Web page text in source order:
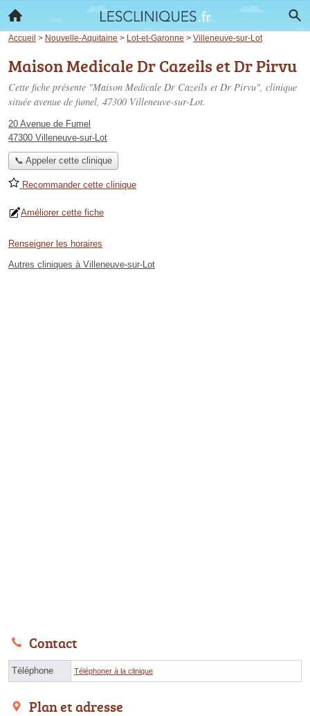
Accueil > Nouvelle-Aquitaine > Lot-et-Garonne > Villeneuve-sur-Lot
Maison Medicale Dr Cazeils et Dr Pirvu
Cette fiche présente "Maison Medicale Dr Cazeils et Dr Pirvu", clinique
située avenue de fumel, 47300 Villeneuve-sur-Lot.
20 Avenue de Fumel
47300 Villeneuve-sur-Lot
📞 Appeler cette clinique
Recommander cette clinique
Améliorer cette fiche
Renseigner les horaires
Autres cliniques à Villeneuve-sur-Lot
Contact
Téléphone Téléphoner à la clinique
Plan et adresse